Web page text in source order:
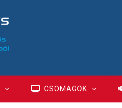
CSOMAGOK